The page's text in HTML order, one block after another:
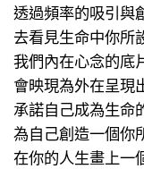
透過頻率的吸引與
去看見生命中你所
我們內在心念的底
會映現為外在呈現
承諾自己成為生命
為自己創造一個你
在你的人生畫上一